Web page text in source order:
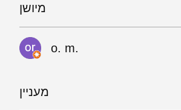
מיושן
o. m.
מעניין